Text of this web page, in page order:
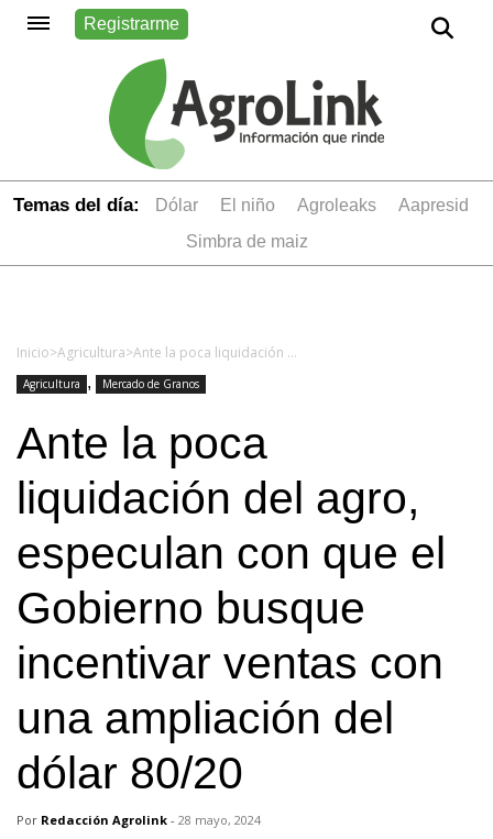
Registrarme
Temas del día: dólar el niño Agroleaks
aapresid
simbra de maiz
Inicio>Agricultura> Ante la poca liquidación del agro, especulan con que el Gobierno busque incentivar ventas con una ampliación del dólar 80/20
Agricultura , Mercado de Granos
Ante la poca
liquidación del agro,
especulan con que el
Gobierno busque
incentivar ventas con
una ampliación del
dólar 80/20
Por Redacción Agrolink - 28 mayo, 2024